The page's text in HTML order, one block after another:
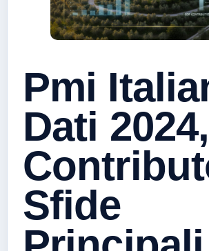
Pmi
Dati 2024,
Sfide